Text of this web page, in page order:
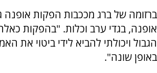
ברזומה של ברג מככבות הפקות אופנה
אופנה, בגדי ערב וכלות. "בהפקות
הגבול ויכולתי להביא לידי ביטוי את
באופן שונה".